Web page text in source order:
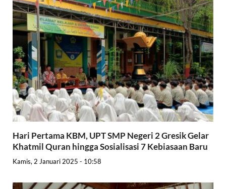
Hari Pertama KBM, UPT SMP Negeri 2 Gresik Gelar
Khatmil Quran hingga Sosialisasi 7 Kebiasaan Baru
Kamis, 2 Januari 2025 - 10:58